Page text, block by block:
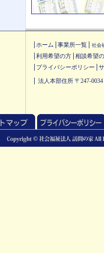
ホーム 事業所一覧 社会
利用希望の方 相談希望
プライバシーポリシー
法人本部住所 〒247-